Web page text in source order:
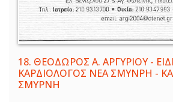
18. ΘΕΟΔΩΡΟΣ Α. ΑΡΓΥΡΙΟΥ -
ΚΑΡΔΙΟΛΟΓΟΣ ΝΕΑ ΣΜΥΝΡΗ -
ΣΜΥΡΝΗ